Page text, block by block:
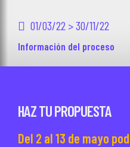
01/03/22 > 30/11/22
Información del proceso
HAZ TU PROPUESTA
Del 2 al 13 de mayo